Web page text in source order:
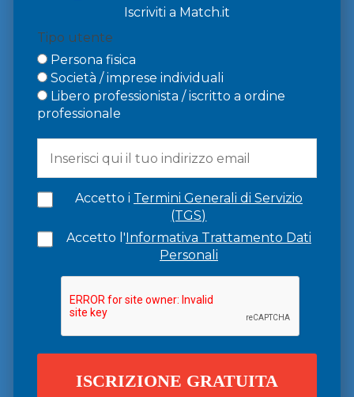
Iscriviti a Match.it
Tipo utente
Persona fisica
Società / imprese individuali
Libero professionista / iscritto a ordine
professionale
Accetto i Termini Generali di Servizio
(TGS)
Accetto l'Informativa Trattamento Dati
Personali